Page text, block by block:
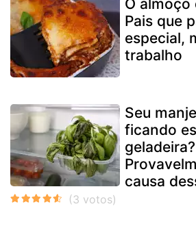
O almoço
Pais que
especial,
trabalho
Seu
ficando
geladeira?
causa